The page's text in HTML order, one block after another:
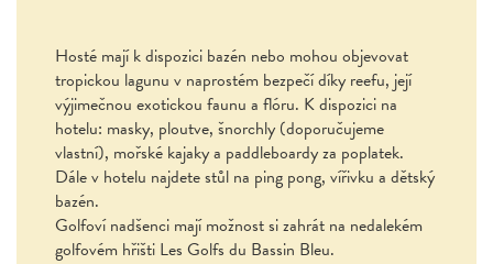
Hosté mají k dispozici bazén nebo mohou objevovat
tropickou lagunu v naprostém bezpečí díky reefu, její
výjimečnou exotickou faunu a flóru. K dispozici na
hotelu: masky, ploutve, šnorchly (doporučujeme
vlastní), mořské kajaky a paddleboardy za poplatek.
Dále v hotelu najdete stůl na ping pong, vířivku a dětský
bazén.
Golfoví nadšenci mají možnost si zahrát na nedalekém
golfovém hřišti Les Golfs du Bassin Bleu.